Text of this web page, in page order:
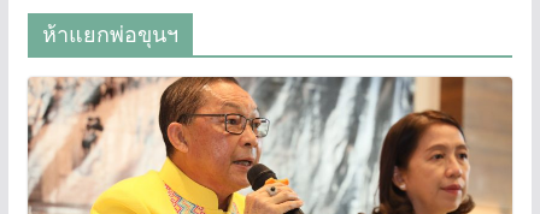
ห้าแยกพ่อขุนฯ